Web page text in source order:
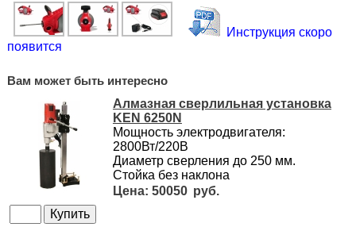
Инструкция скоро
появится
Вам может быть интересно
Алмазная сверлильная установка
KEN 6250N
Мощность электродвигателя:
2800Вт/220В
Диаметр сверления до 250 мм.
Стойка без наклона
50050